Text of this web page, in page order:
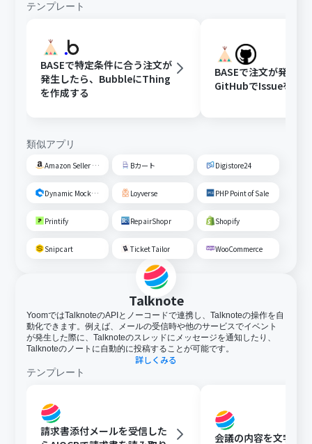
テンプレート
BASEで特定条件に合う注文が
発生したら、BubbleにThing
を作成する
BASEで注文が発生し
GitHubでIssueを作
類似アプリ
Amazon Seller Central Bカート Digistore24
Dynamic Mockups Loyverse PHP Point of Sale
Printify RepairShopr Shopify
Snipcart Ticket Tailor WooCommerce
Talknote
YoomではTalknoteのAPIとノーコードで連携し、Talknoteの操作を自
動化できます。例えば、メールの受信時や他のサービスでイベント
が発生した際に、Talknoteのスレッドにメッセージを通知したり、
Talknoteのノートに自動的に投稿することが可能です。
詳しくみる
テンプレート
請求書添付メールを受信した
会議の内容を文字起